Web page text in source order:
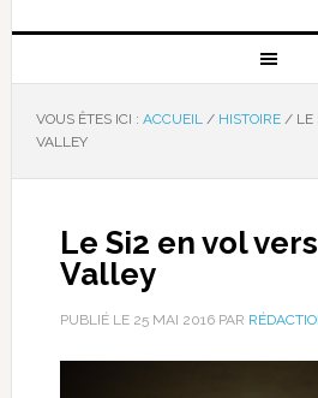
VOUS ÊTES ICI : ACCUEIL / HISTOIRE /LE
VALLEY
Le Si2 en vol
Valley
PUBLIÉ LE 25 MAI 2016PAR